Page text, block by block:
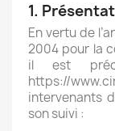
1.
En vertu de
2004 pour la
il est
https://
intervenants
son suivi :